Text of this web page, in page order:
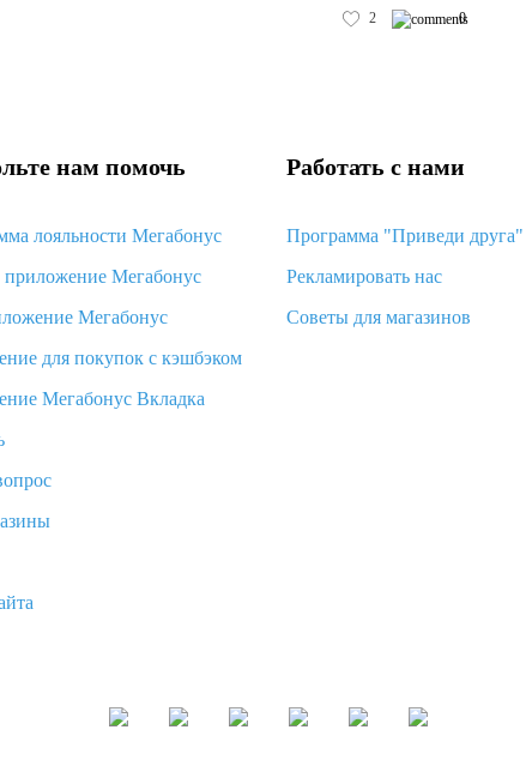
2 0
нам помочь
лояльности Мегабонус
Мегабонус
Мегабонус
для покупок с кэшбэком
Мегабонус Вкладка
Работать с нами
Программа "Приведи друга"
Рекламировать нас
Советы для магазинов